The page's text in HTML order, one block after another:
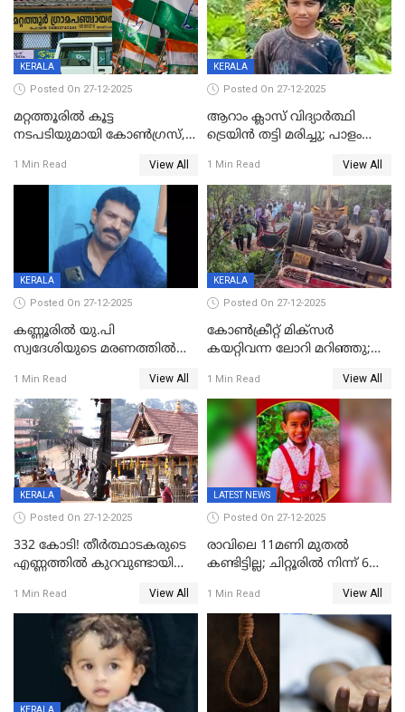
KERALA
Posted On 27-12-2025
മറ്റത്തൂരിൽ കൂട്ട
നടപടിയുമായി കോണ്‍ഗ്രസ്,
എട്ട് പേര്‍ ഉള്‍പ്പെടെ
പത്തുപേരെ പുറത്താക്കി,
ചൊവ്വന്നൂരിലും നടപടി
1 Min Read View All
KERALA
Posted On 27-12-2025
ആറാം ക്ലാസ് വിദ്യാർത്ഥി
ട്രെയിൻ തട്ടി മരിച്ചു; പാളം
അപകടം മലപ്പുറത്ത്
1 Min Read View All
KERALA
Posted On 27-12-2025
കണ്ണൂരിൽ യു.പി
സ്വദേശിയുടെ മരണത്തിൽ
കേസ്; തർക്കമുണ്ടായത്
ഫേഷ്യലിന് 300 രൂപ
ആവശ്യപ്പെട്ടതിനെച്ചൊല്ലി
1 Min Read View All
KERALA
Posted On 27-12-2025
കോണ്‍ക്രീറ്റ് മിക്‌സര്‍
കയറ്റിവന്ന ലോറി മറിഞ്ഞു;
അപകടം കണ്ണൂരിൽ
1 Min Read View All
KERALA
Posted On 27-12-2025
332 കോടി! തീർത്ഥാടകരുടെ
എണ്ണത്തിൽ കുറവുണ്ടായിട്ടും
കുതിച്ചുയരുന്നു
1 Min Read View All
LATEST NEWS
Posted On 27-12-2025
രാവിലെ 11മണി മുതൽ
കണ്ടിട്ടില്ല; ചിറ്റൂരിൽ നിന്ന് 6
1 Min Read View All
KERALA